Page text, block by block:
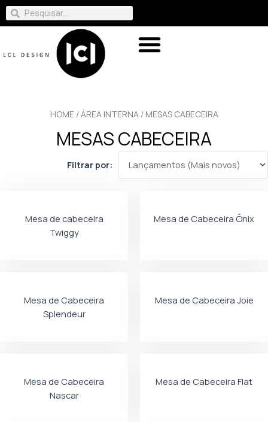
HOME/ÁREA INTERNA / MESAS CABECEIRA
MESAS CABECEIRA
Filtrar por:
Mesa de cabeceira
Twiggy
Mesa de Cabeceira Ônix
Mesa de Cabeceira
Splendeur
Mesa de Cabeceira Joie
Mesa de Cabeceira
Nascar
Mesa de Cabeceira Flat